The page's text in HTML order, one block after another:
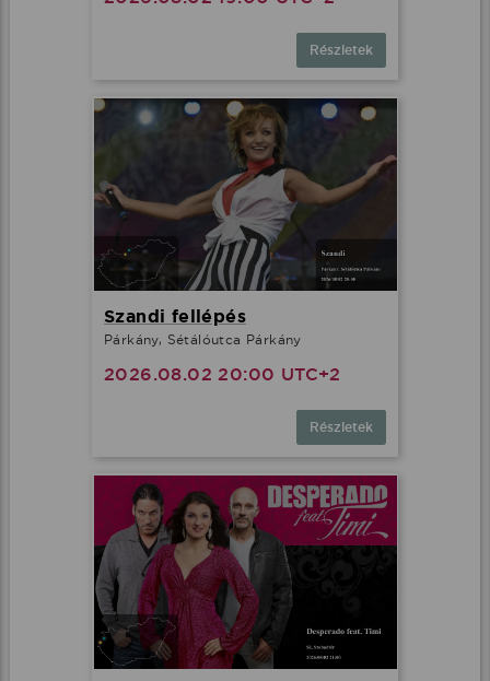
Részletek
Szandi fellépés
Párkány, Sétálóutca Párkány
2026.08.02 20:00 UTC+2
Részletek